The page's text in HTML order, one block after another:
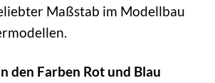
Maßstab im Modellbau
den Farben Rot und Blau